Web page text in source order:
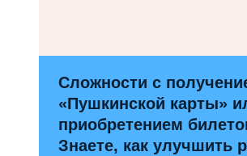
Сложности с
«Пушкинской карты»
приобретением
Знаете, как улучшить